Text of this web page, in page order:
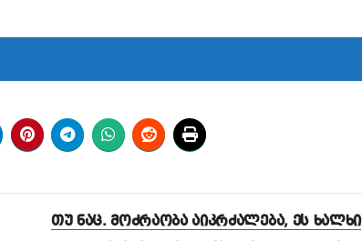
თუ ნაც. მოძრაობა აიკრძალება, ეს ხალხი